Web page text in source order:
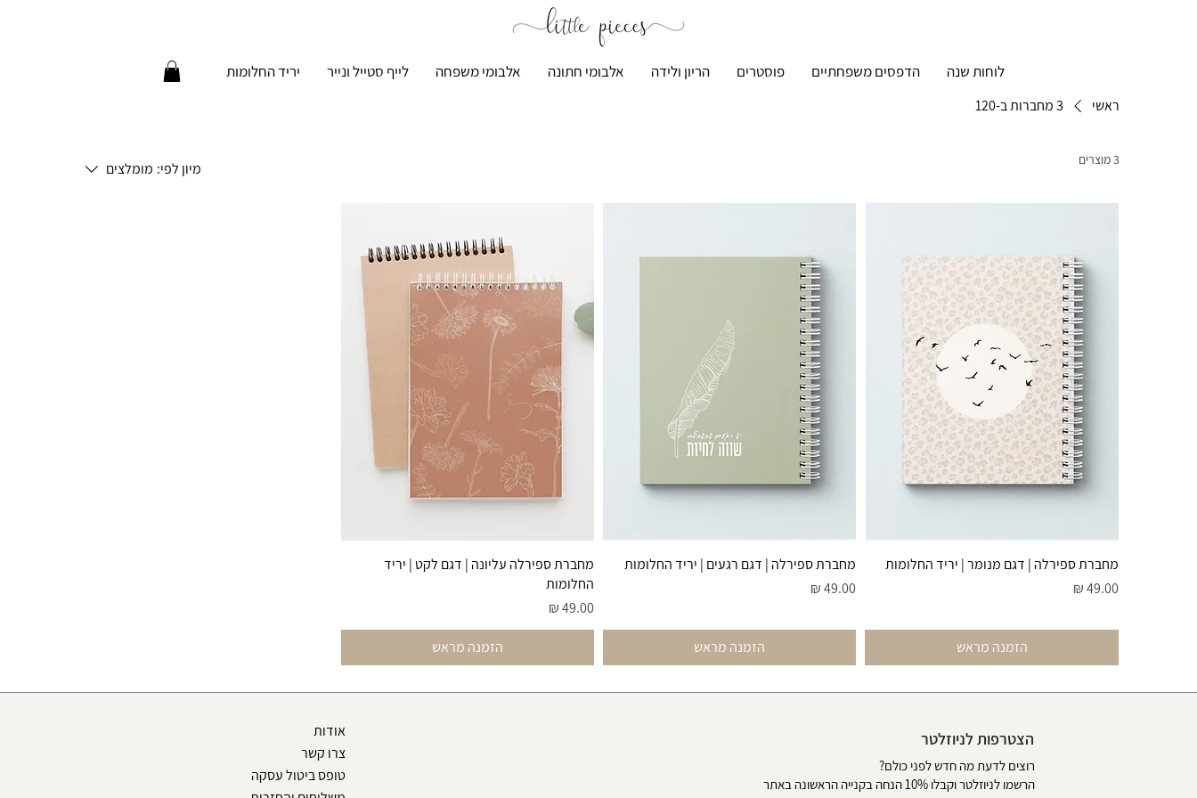
לוחות שנה הדפסים משפחתיים פוסטרים הריון ולידה אלבומי חתונה אלבומי משפחה לייף סטייל ונייר יריד החלומות
ראשי 3 מחברות ב-120
3 מוצרים מיון לפי: מומלצים
מחברת ספירלה | דגם מנומר | יריד החלומות
מחיר‏49.00 ‏₪
הזמנה מראש
מחברת ספירלה | דגם רגעים | יריד החלומות
מחיר
הזמנה מראש
מחברת ספירלה עליונה | דגם לקט | יריד
החלומות
מחיר
הזמנה מראש
אודות
צרו קשר
טופס ביטול עסקה
הצטרפות לניוזלטר
רוצים לדעת מה חדש לפני כולם?
הרשמו לניוזלטר וקבלו 10% הנחה בקנייה הראשונה באתר